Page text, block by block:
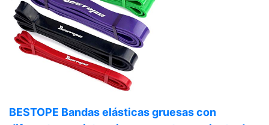
BESTOPE Bandas elásticas gruesas con